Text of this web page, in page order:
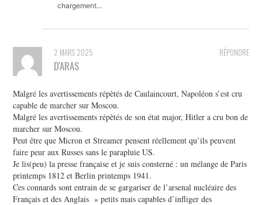
chargement…
RÉPONDRE
2 MARS 2025
D'ARAS
Malgré les avertissements répètés de Caulaincourt, Napoléon s’est cru
capable de marcher sur Moscou.
Malgré les avertissements répètés de son état major, Hitler a cru bon de
marcher sur Moscou.
Peut être que Micron et Streamer pensent réellement qu’ils peuvent
faire peur aux Russes sans le parapluie US.
Je lis(peu) la presse française et je suis consterné : un mélange de Paris
printemps 1812 et Berlin printemps 1941.
Ces connards sont entrain de se gargariser de l’arsenal nucléaire des
Français et des Anglais » petits mais capables d’infliger des